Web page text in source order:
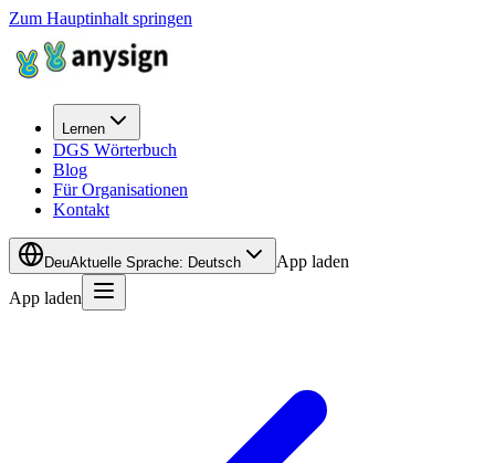
Zum Hauptinhalt springen
Lernen
DGS Wörterbuch
Blog
Für Organisationen
Kontakt
DeuAktuelle Sprache: Deutsch
App laden
App laden